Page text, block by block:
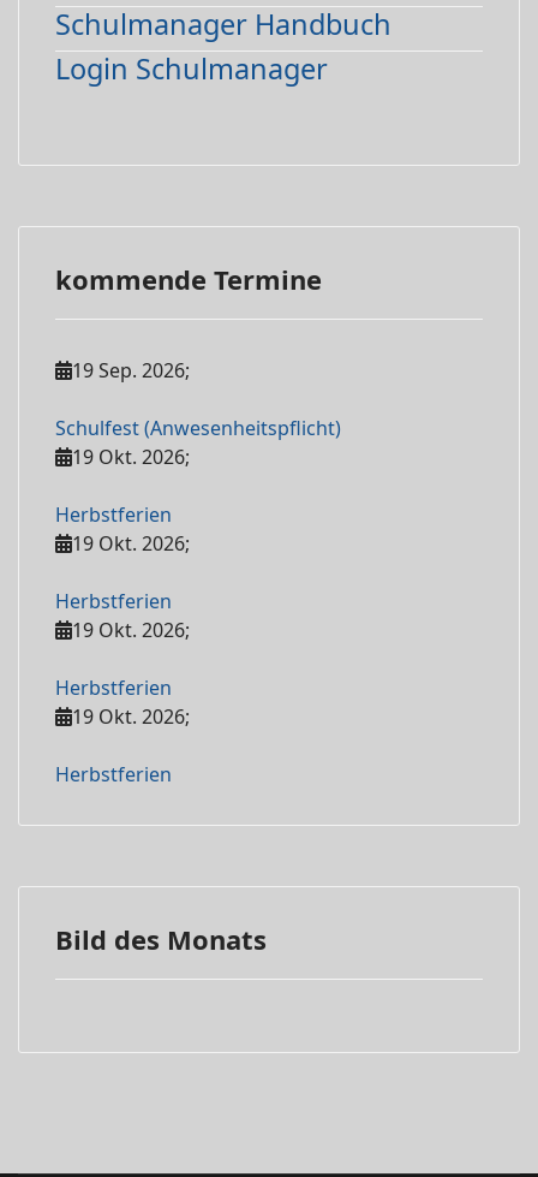
Schulmanager Handbuch
Login Schulmanager
kommende Termine
19 Sep. 2026;
Schulfest (Anwesenheitspflicht)
19 Okt. 2026;
Herbstferien
19 Okt. 2026;
Herbstferien
19 Okt. 2026;
Herbstferien
19 Okt. 2026;
Herbstferien
Bild des Monats